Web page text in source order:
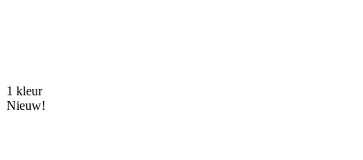
1 kleur
Nieuw!